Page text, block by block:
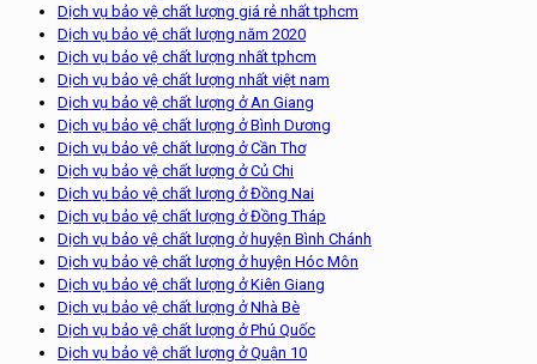
Dịch vụ bảo vệ chất lượng giá rẻ nhất tphcm
Dịch vụ bảo vệ chất lượng năm 2020
Dịch vụ bảo vệ chất lượng nhất tphcm
Dịch vụ bảo vệ chất lượng nhất việt nam
Dịch vụ bảo vệ chất lượng ở An Giang
Dịch vụ bảo vệ chất lượng ở Bình Dương
Dịch vụ bảo vệ chất lượng ở Cần Thơ
Dịch vụ bảo vệ chất lượng ở Củ Chi
Dịch vụ bảo vệ chất lượng ở Đồng Nai
Dịch vụ bảo vệ chất lượng ở Đồng Tháp
Dịch vụ bảo vệ chất lượng ở huyện Bình Chánh
Dịch vụ bảo vệ chất lượng ở huyện Hóc Môn
Dịch vụ bảo vệ chất lượng ở Kiên Giang
Dịch vụ bảo vệ chất lượng ở Nhà Bè
Dịch vụ bảo vệ chất lượng ở Phú Quốc
Dịch vụ bảo vệ chất lượng ở Quận 10